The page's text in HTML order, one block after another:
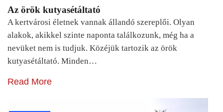
Az örök kutyasétáltató
A kertvárosi életnek vannak állandó szereplői. Olyan
alakok, akikkel szinte naponta találkozunk, még ha a
nevüket nem is tudjuk. Közéjük tartozik az örök
kutyasétáltató. Minden…
Read More